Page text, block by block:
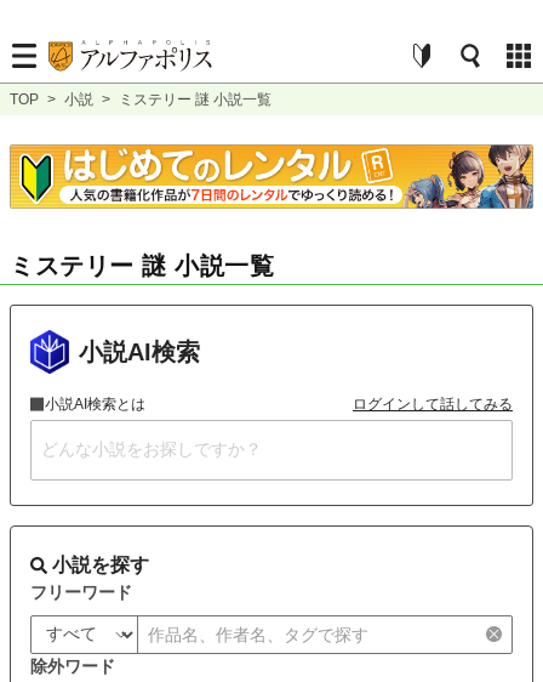
TOP > 小説 > ミステリー 謎 小説一覧
ミステリー 謎 小説一覧
小説AI検索
小説AI検索とは ログインして話してみる
小説を探す
フリーワード
除外ワード